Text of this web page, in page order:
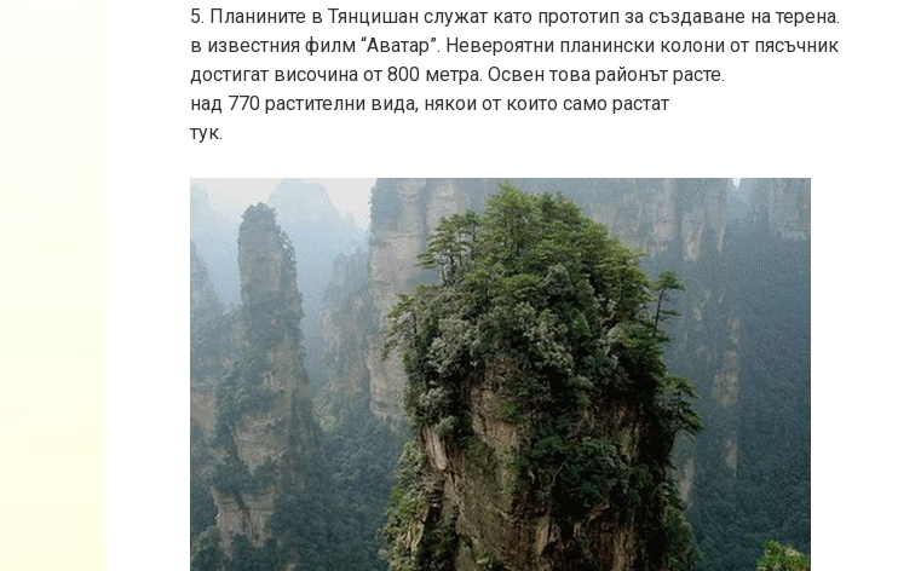
5. Планините в Тянцишан служат като прототип за създаване на терена.
в известния филм “Аватар”. Невероятни планински колони от пясъчник
достигат височина от 800 метра. Освен това районът расте.
над 770 растителни вида, някои от които само растат
тук.